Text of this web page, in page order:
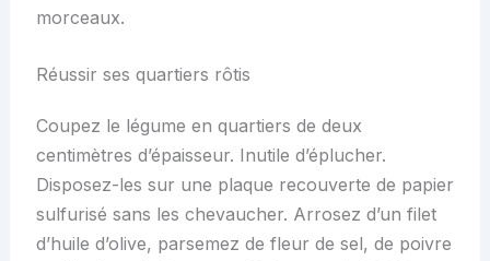
morceaux.
Réussir ses quartiers rôtis
Coupez le légume en quartiers de deux
centimètres d’épaisseur. Inutile d’éplucher.
Disposez-les sur une plaque recouverte de papier
sulfurisé sans les chevaucher. Arrosez d’un filet
d’huile d’olive, parsemez de fleur de sel, de poivre